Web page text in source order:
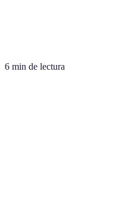
6 min de lectura